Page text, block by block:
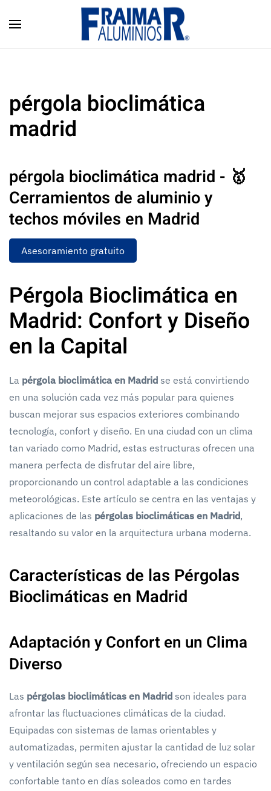
Skip to main content
pérgola bioclimática
madrid
pérgola bioclimática madrid - 🥇
Cerramientos de aluminio y
techos móviles en Madrid
Asesoramiento gratuito
Pérgola Bioclimática en
Madrid: Confort y Diseño
en la Capital
La pérgola bioclimática en Madrid se está convirtiendo
en una solución cada vez más popular para quienes
buscan mejorar sus espacios exteriores combinando
tecnología, confort y diseño. En una ciudad con un clima
tan variado como Madrid, estas estructuras ofrecen una
manera perfecta de disfrutar del aire libre,
proporcionando un control adaptable a las condiciones
meteorológicas. Este artículo se centra en las ventajas y
aplicaciones de las pérgolas bioclimáticas en Madrid,
resaltando su valor en la arquitectura urbana moderna.
Características de las Pérgolas
Bioclimáticas en Madrid
Adaptación y Confort en un Clima
Diverso
Las pérgolas bioclimáticas en Madrid son ideales para
afrontar las fluctuaciones climáticas de la ciudad.
Equipadas con sistemas de lamas orientables y
automatizadas, permiten ajustar la cantidad de luz solar
y ventilación según sea necesario, ofreciendo un espacio
confortable tanto en días soleados como en tardes